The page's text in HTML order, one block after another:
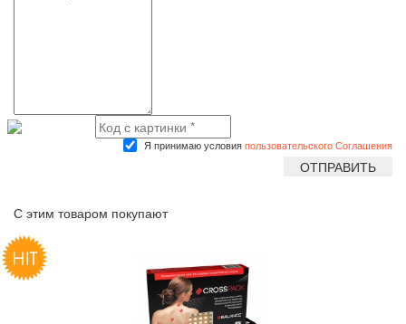
Я принимаю условияпользовательского Соглашения
С этим товаром покупают